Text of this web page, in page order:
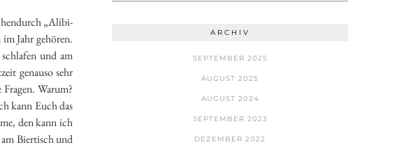
„Alibi-
Jahr gehören.
und am
genauso sehr
Warum?
kann Euch das
den kann ich
Biertisch und
ARCHIV
SEPTEMBER 2025
AUGUST 2025
AUGUST 2024
SEPTEMBER 2023
DEZEMBER 2022